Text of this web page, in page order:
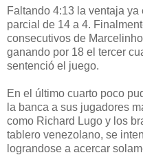
Faltando 4:13 la ventaja
parcial de 14 a 4.
consecutivos de
ganando por 18 el tercer
sentenció el juego.
En el último cuarto poco
la banca a sus jugadores
como Richard Lugo y los
tablero venezolano, se
lograndose a acercar